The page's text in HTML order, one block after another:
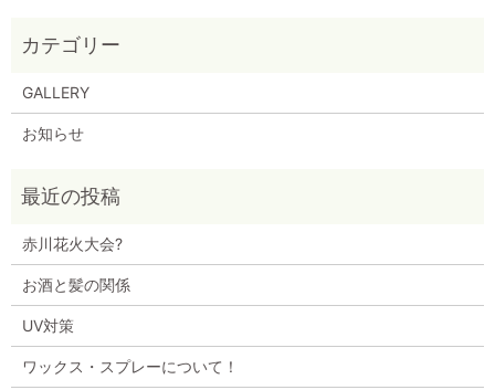
GALLERY
お知らせ
赤川花火大会?
お酒と髪の関係
UV対策
ワックス・スプレーについて！